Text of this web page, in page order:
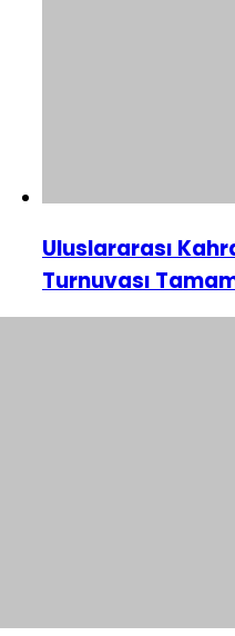
Uluslararası
Turnuvası